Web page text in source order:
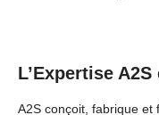
L’Expertise
A2S conçoit, fabrique et